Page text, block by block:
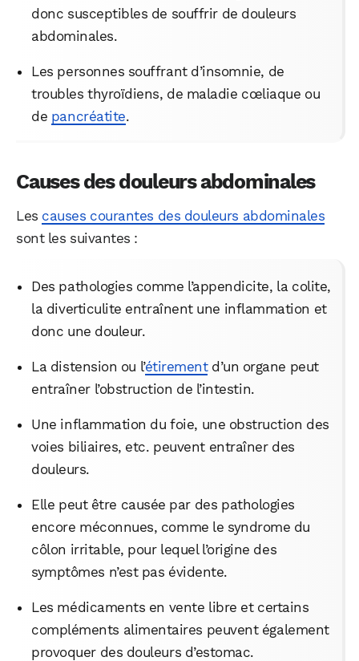
donc susceptibles de souffrir de douleurs
abdominales.
Les personnes souffrant d’insomnie, de
troubles thyroïdiens, de maladie cœliaque ou
de pancréatite.
Causes des douleurs abdominales
Les causes courantes des douleurs abdominales
sont les suivantes :
Des pathologies comme l’appendicite, la colite,
la diverticulite entraînent une inflammation et
donc une douleur.
La distension ou l’étirementd’un organe peut
entraîner l’obstruction de l’intestin.
Une inflammation du foie, une obstruction des
voies biliaires, etc. peuvent entraîner des
douleurs.
Elle peut être causée par des pathologies
encore méconnues, comme le syndrome du
côlon irritable, pour lequel l’origine des
symptômes n’est pas évidente.
Les médicaments en vente libre et certains
compléments alimentaires peuvent également
provoquer des douleurs d’estomac.